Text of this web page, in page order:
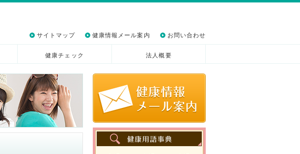
サイトマップ 健康情報メール案内 お問い合わせ
健康チェック 法人概要